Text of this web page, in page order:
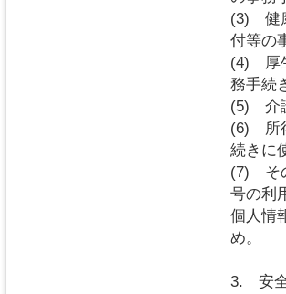
(3) 健
付等の
(4) 厚
務手続
(5) 介
(6) 所
続きに
(7) そ
号の利
個人情
め。
3. 安全